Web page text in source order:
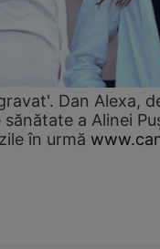
Dan Alexa,
a Alinei
în urmă